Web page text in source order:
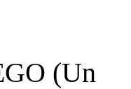
(Un